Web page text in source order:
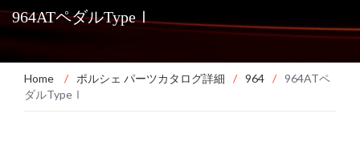
964ATペダルTypeⅠ
Home / ポルシェ パーツカタログ詳細 / 964 / 964ATペ
ダルTypeⅠ